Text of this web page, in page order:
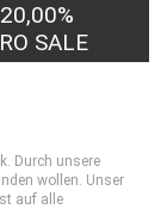
20,00%
SALE
Durch unsere
wollen. Unser
auf alle